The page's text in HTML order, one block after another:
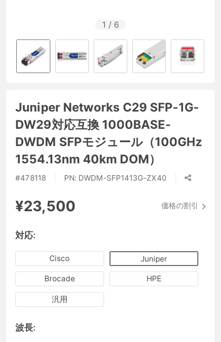
1 / 6
Juniper Networks C29 SFP-1G-
DW29対応互換 1000BASE-
DWDM SFPモジュール（100GHz
1554.13nm 40km DOM）
#478118 PN: DWDM-SFP1413G-ZX40
¥23,500 価格の割引
対応:
Cisco Juniper
Brocade HPE
汎用
波長: